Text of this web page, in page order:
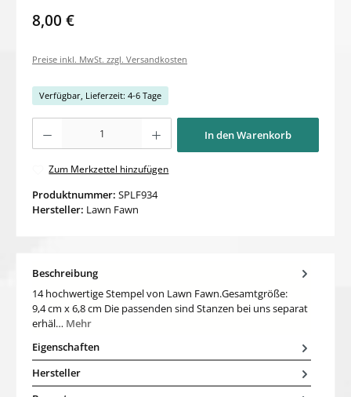
8,00 €
Preise inkl. MwSt. zzgl. Versandkosten
Verfügbar, Lieferzeit: 4-6 Tage
In den Warenkorb
Zum Merkzettel hinzufügen
Produktnummer: SPLF934
Hersteller: Lawn Fawn
Beschreibung
14 hochwertige Stempel von Lawn Fawn.Gesamtgröße:
9,4 cm x 6,8 cm Die passenden sind Stanzen bei uns separat
erhäl… Mehr
Eigenschaften
Hersteller